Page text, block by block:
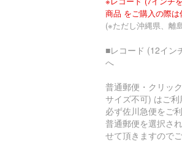
商品 をご購入の際は
(※ただし沖縄県、離
■レコード (12イン
へ
普通郵便・クリッ
サイズ不可) はご利
必ず佐川急便をご
普通郵便を選択さ
せて頂きますので